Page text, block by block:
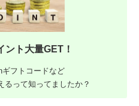
ント大量GET！
フトコードなど
るって知ってましたか？